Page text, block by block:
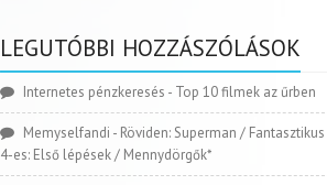
LEGUTÓBBI HOZZÁSZÓLÁSOK
Internetes pénzkeresés - Top 10 filmek az űrben
Memyselfandi - Röviden: Superman / Fantasztikus
4-es: Első lépések / Mennydörgők*